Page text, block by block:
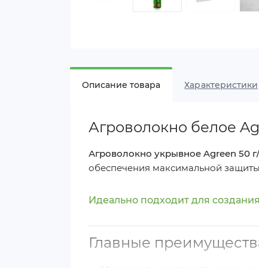
Описание товара Характеристики
Агроволокно белое
Агроволокно укрывное Agreen 50
обеспечения максимальной
Идеально подходит для
Главные